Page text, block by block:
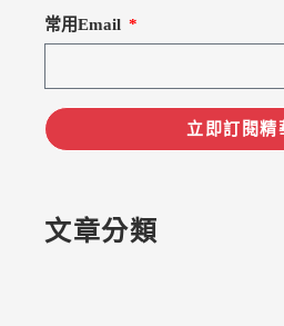
常用Email
立即訂閱精
文章分類